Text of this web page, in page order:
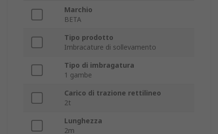
Marchio
BETA
Tipo prodotto
Imbracature di sollevamento
Tipo di imbragatura
1 gambe
Carico di trazione rettilineo
2t
Lunghezza
2m